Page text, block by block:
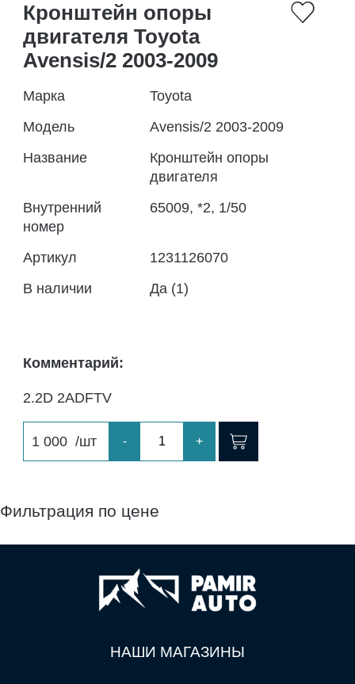
Кронштейн опоры
двигателя Toyota
Avensis/2 2003-2009
Марка
Toyota
Модель
Avensis/2 2003-2009
Название
Кронштейн опоры
двигателя
Внутренний
номер
65009, *2, 1/50
Артикул
1231126070
В наличии
Да (1)
Комментарий:
2.2D 2ADFTV
1 000 /шт - +
Фильтрация по цене
НАШИ МАГАЗИНЫ